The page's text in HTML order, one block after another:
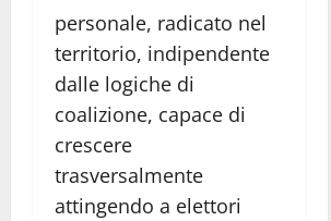
personale, radicato nel
territorio, indipendente
dalle logiche di
coalizione, capace di
crescere
trasversalmente
attingendo a elettori